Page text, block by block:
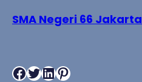
SMA Negeri 66 Jakarta
Facebook Twitter LinkedIn Pinterest